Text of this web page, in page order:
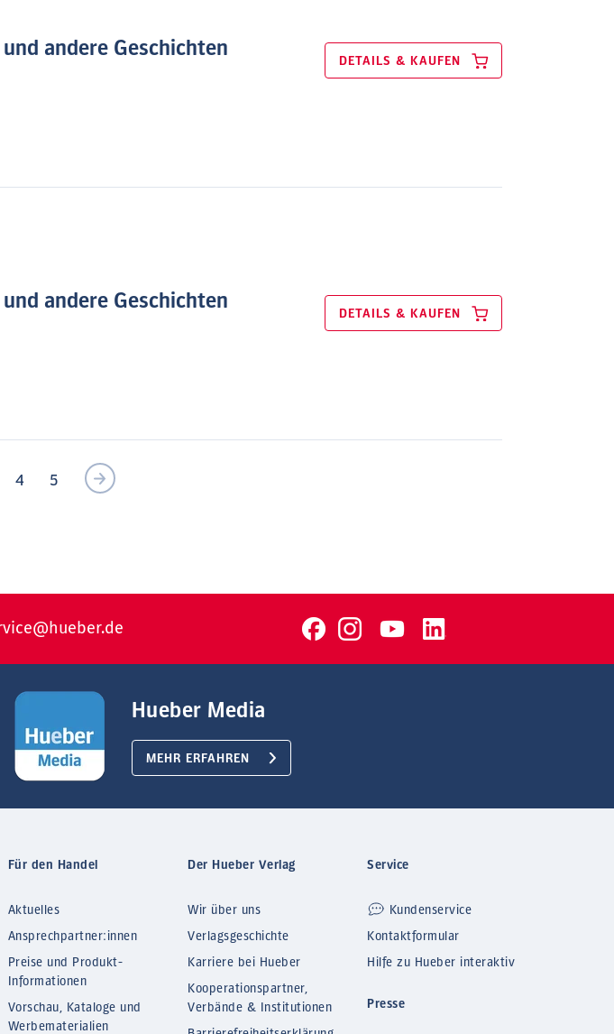
andere Geschichten
DETAILS & KAUFEN
andere Geschichten
DETAILS & KAUFEN
4 5
Hueber Media
MEHR ERFAHREN
Für den Handel
Aktuelles
Ansprechpartner:innen
Preise und Produkt-
Informationen
Vorschau, Kataloge und
Werbematerialien
Der Hueber Verlag
Wir über uns
Verlagsgeschichte
Karriere bei Hueber
Kooperationspartner,
Verbände & Institutionen
Service
Kundenservice
Kontaktformular
Hilfe zu Hueber interaktiv
Presse